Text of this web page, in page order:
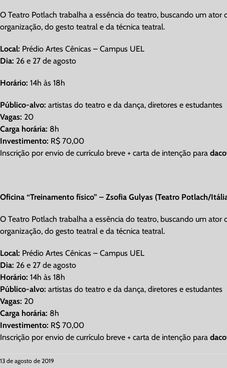
O Teatro Potlach trabalha a essência do teatro, buscando um
organização, do gesto teatral e da técnica teatral.
Local: Prédio Artes Cênicas – Campus UEL
Dia: 26 e 27 de agosto
Horário: 14h às 18h
Público-alvo: artistas do teatro e da dança, diretores e estudantes
Vagas: 20
Carga horária: 8h
Investimento: R$ 70,00
Inscrição por envio de currículo breve + carta de intenção para
Oficina “Treinamento físico” – Zsofia Gulyas (Teatro Potlach/
O Teatro Potlach trabalha a essência do teatro, buscando um
organização, do gesto teatral e da técnica teatral.
Local: Prédio Artes Cênicas – Campus UEL
Dia: 26 e 27 de agosto
Horário: 14h às 18h
Público-alvo: artistas do teatro e da dança, diretores e estudantes
Vagas: 20
Carga horária: 8h
Investimento: R$ 70,00
Inscrição por envio de currículo breve + carta de intenção para
13 de agosto de 2019